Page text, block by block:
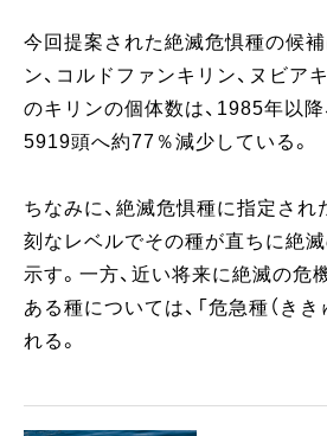
今回提案された絶滅危惧種の候補
ン、コルドファンキリン、ヌビア
のキリンの個体数は、1985年以
5919頭へ約77％減少している。
ちなみに、絶滅危惧種に指定され
刻なレベルでその種が直ちに絶
示す。一方、近い将来に絶滅の危
ある種については、「危急種（きき
れる。